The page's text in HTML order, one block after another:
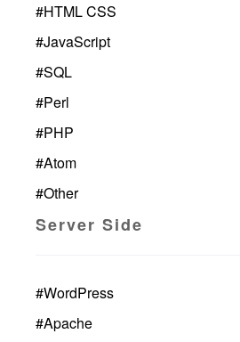
#HTML CSS
#JavaScript
#SQL
#Perl
#PHP
#Atom
#Other
Server Side
#WordPress
#Apache